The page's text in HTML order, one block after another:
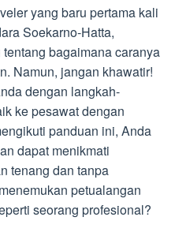
yang baru pertama kali
Soekarno-Hatta,
bagaimana caranya
Namun, jangan khawatir!
dengan langkah-
ke pesawat dengan
panduan ini, Anda
dapat menikmati
tenang dan tanpa
petualangan
seorang profesional?